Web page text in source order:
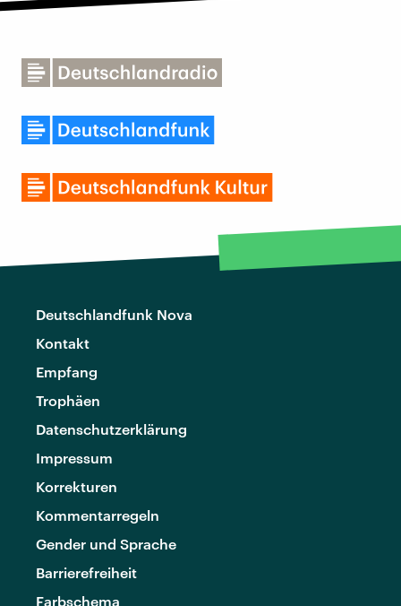
Deutschlandfunk Nova
Kontakt
Empfang
Trophäen
Datenschutzerklärung
Impressum
Korrekturen
Kommentarregeln
Gender und Sprache
Barrierefreiheit
Farbschema